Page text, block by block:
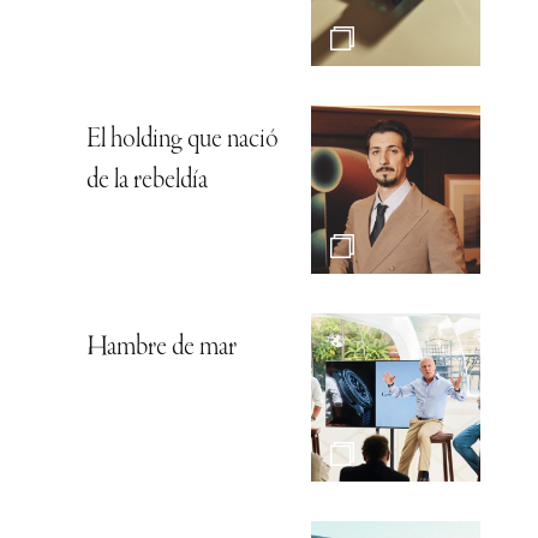
El holding que nació
de la rebeldía
Hambre de mar